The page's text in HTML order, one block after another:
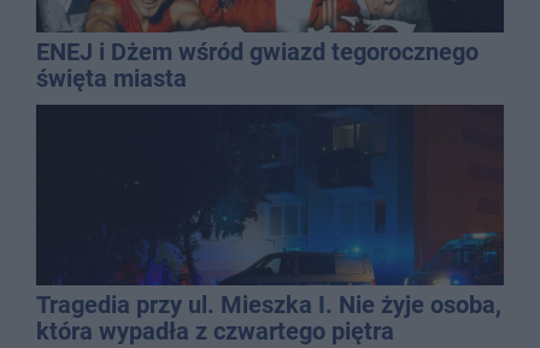
ENEJ i Dżem wśród gwiazd tegorocznego
święta miasta
Tragedia przy ul. Mieszka I. Nie żyje osoba,
która wypadła z czwartego piętra